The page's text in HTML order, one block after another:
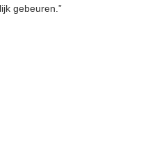
gebeuren.”